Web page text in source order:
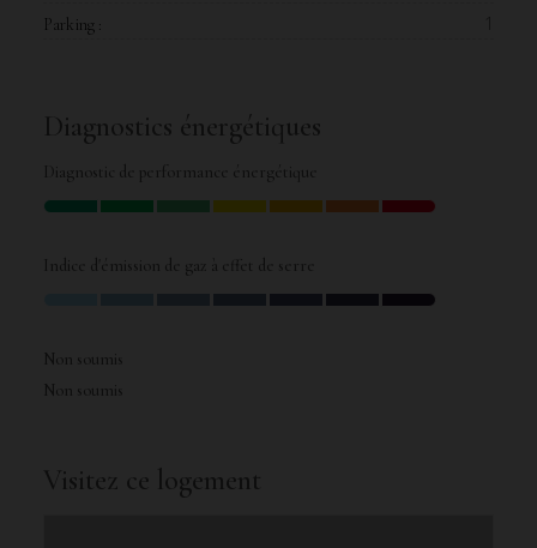
Parking :
Diagnostics énergétiques
Diagnostic de performance énergétique
Indice d'émission de gaz à effet de serre
Non soumis
Non soumis
Visitez ce logement